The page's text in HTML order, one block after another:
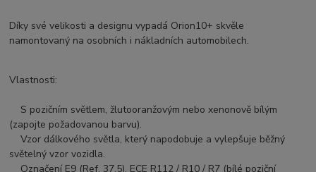
Díky své velikosti a designu vypadá Orion10+ skvěle
namontovaný na osobních i nákladních automobilech.
Vlastnosti:
S pozičním světlem, žlutooranžovým nebo xenonově bílým
(zapojte požadovanou barvu).
Vzor dálkového světla, který napodobuje a vylepšuje běžný
světelný vzor vozidla.
Označení E9 (Ref. 37.5), ECE R112 / R10 / R7 (bílé poziční